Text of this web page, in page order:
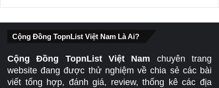
Cộng Đồng TopnList Việt Nam Là Ai?
Cộng Đồng TopnList Việt Nam chuyên trang
website đang được thử nghiệm về chia sẻ các bài
viết tổng hợp, đánh giá, review, thống kê các địa